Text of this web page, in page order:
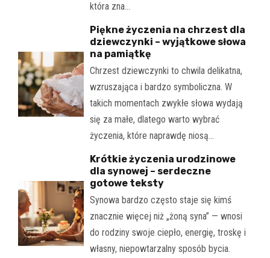
która zna…
Piękne życzenia na chrzest dla
dziewczynki – wyjątkowe słowa
na pamiątkę
Chrzest dziewczynki to chwila delikatna,
wzruszająca i bardzo symboliczna. W
takich momentach zwykłe słowa wydają
się za małe, dlatego warto wybrać
życzenia, które naprawdę niosą…
Krótkie życzenia urodzinowe
dla synowej – serdeczne
gotowe teksty
Synowa bardzo często staje się kimś
znacznie więcej niż „żoną syna” — wnosi
do rodziny swoje ciepło, energię, troskę i
własny, niepowtarzalny sposób bycia.